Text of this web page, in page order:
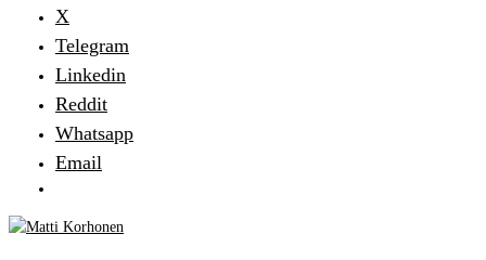
X
Telegram
Linkedin
Reddit
Whatsapp
Email